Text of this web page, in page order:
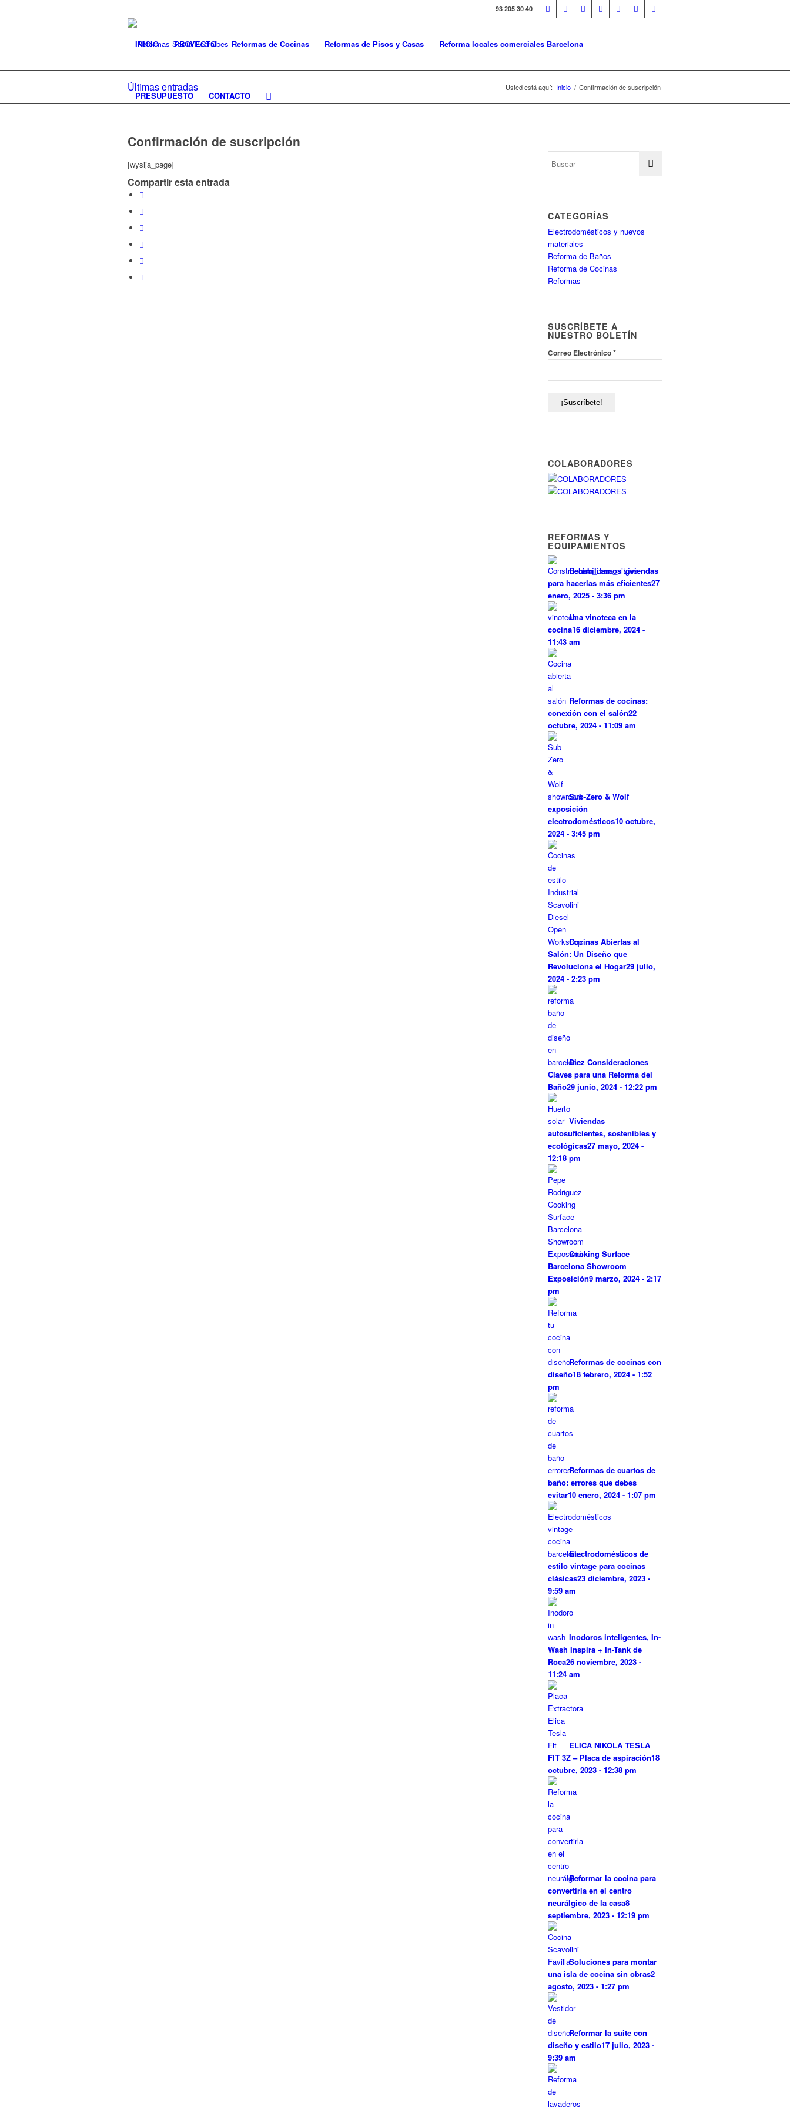
93 205 30 40
INICIO PROYECTO Reformas de Cocinas Reformas de Pisos y Casas Reforma locales comerciales Barcelona
PRESUPUESTO CONTACTO
Últimas entradas Usted está aquí: Inicio / Confirmación de suscripción
Confirmación de suscripción
[wysija_page]
Compartir esta entrada
CATEGORÍAS
Electrodomésticos y nuevos
materiales
Reforma de Baños
Reforma de Cocinas
Reformas
SUSCRÍBETE A
NUESTRO BOLETÍN
Correo Electrónico*
COLABORADORES
REFORMAS Y
EQUIPAMIENTOS
Rehabilitamos viviendas
para hacerlas más eficientes27
enero, 2025 - 3:36 pm
Una vinoteca en la
cocina16 diciembre, 2024 -
11:43 am
Reformas de cocinas:
conexión con el salón22
octubre, 2024 - 11:09 am
Sub-Zero & Wolf
exposición
electrodomésticos10 octubre,
2024 - 3:45 pm
Cocinas Abiertas al
Salón: Un Diseño que
Revoluciona el Hogar29 julio,
2024 - 2:23 pm
Diez Consideraciones
Claves para una Reforma del
Baño29 junio, 2024 - 12:22 pm
Viviendas
autosuficientes, sostenibles y
ecológicas27 mayo, 2024 -
12:18 pm
Cooking Surface
Barcelona Showroom
Exposición9 marzo, 2024 - 2:17
pm
Reformas de cocinas con
diseño18 febrero, 2024 - 1:52
pm
Reformas de cuartos de
baño: errores que debes
evitar10 enero, 2024 - 1:07 pm
Electrodomésticos de
estilo vintage para cocinas
clásicas23 diciembre, 2023 -
9:59 am
Inodoros inteligentes, In-
Wash Inspira + In-Tank de
Roca26 noviembre, 2023 -
11:24 am
ELICA NIKOLA TESLA
FIT 3Z – Placa de aspiración18
octubre, 2023 - 12:38 pm
Reformar la cocina para
convertirla en el centro
neurálgico de la casa8
septiembre, 2023 - 12:19 pm
Soluciones para montar
una isla de cocina sin obras2
agosto, 2023 - 1:27 pm
Reformar la suite con
diseño y estilo17 julio, 2023 -
9:39 am